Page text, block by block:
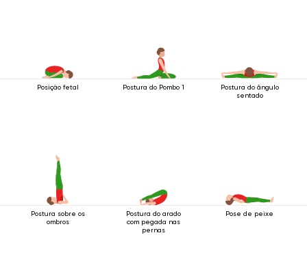
Posição fetal Postura do Pombo 1
Postura do ângulo
sentado
Postura sobre os
ombros
Postura do arado
com pegada nas
pernas
Pose de peixe